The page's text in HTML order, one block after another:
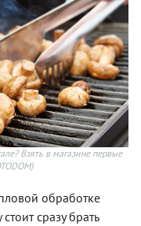
Взять в магазине первые
обработке
сразу брать